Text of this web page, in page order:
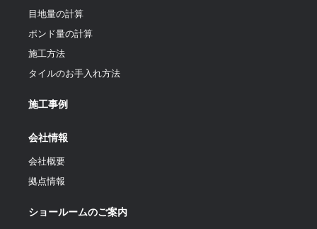
目地量の計算
ポンド量の計算
施工方法
タイルのお手入れ方法
施工事例
会社情報
会社概要
拠点情報
ショールームのご案内